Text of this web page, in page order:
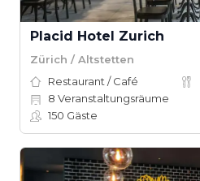
Placid Hotel Zurich
Zürich / Altstetten
Restaurant / Café
8 Veranstaltungsräume
150 Gäste